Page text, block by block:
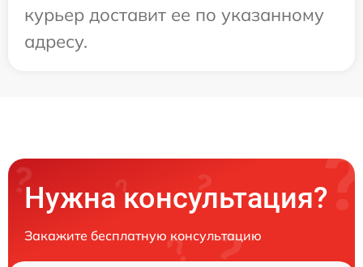
курьер доставит ее по указанному
адресу.
Нужна консультация?
Закажите бесплатную консультацию